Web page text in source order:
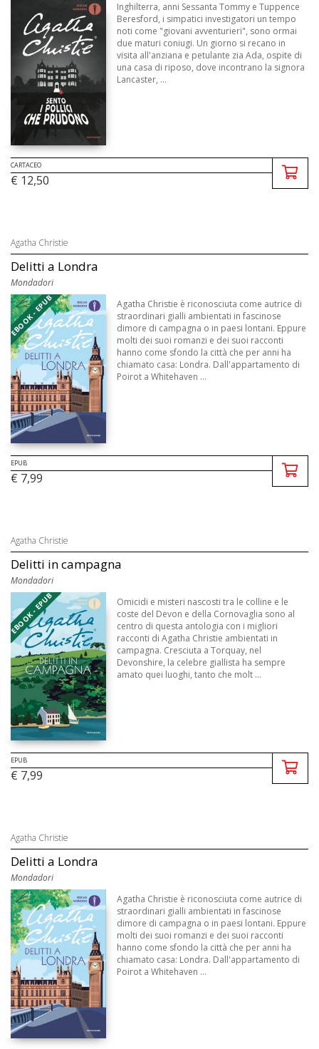
Inghilterra, anni Sessanta Tommy e Tuppence
Beresford, i simpatici investigatori un tempo
noti come "giovani avventurieri", sono ormai
due maturi coniugi. Un giorno si recano in
visita all'anziana e petulante zia Ada, ospite di
una casa di riposo, dove incontrano la signora
Lancaster, ...
CARTACEO
€ 12,50
Agatha Christie
Delitti a Londra
Mondadori
EBOOK - EPUB
Agatha Christie è riconosciuta come autrice di
straordinari gialli ambientati in fascinose
dimore di campagna o in paesi lontani. Eppure
molti dei suoi romanzi e dei suoi racconti
hanno come sfondo la città che per anni ha
chiamato casa: Londra. Dall'appartamento di
Poirot a Whitehaven ...
EPUB
€ 7,99
Agatha Christie
Delitti in campagna
Mondadori
EBOOK - EPUB
Omicidi e misteri nascosti tra le colline e le
coste del Devon e della Cornovaglia sono al
centro di questa antologia con i migliori
racconti di Agatha Christie ambientati in
campagna. Cresciuta a Torquay, nel
Devonshire, la celebre giallista ha sempre
amato quei luoghi, tanto che molt ...
EPUB
€ 7,99
Agatha Christie
Delitti a Londra
Mondadori
Agatha Christie è riconosciuta come autrice di
straordinari gialli ambientati in fascinose
dimore di campagna o in paesi lontani. Eppure
molti dei suoi romanzi e dei suoi racconti
hanno come sfondo la città che per anni ha
chiamato casa: Londra. Dall'appartamento di
Poirot a Whitehaven ...